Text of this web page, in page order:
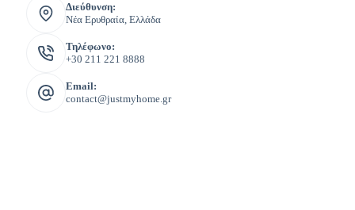
Διεύθυνση:
Νέα Ερυθραία, Ελλάδα
Τηλέφωνο:
+30 211 221 8888
Email:
contact@justmyhome.gr